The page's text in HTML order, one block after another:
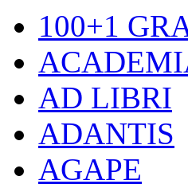
100+1
AD LIBRI
ADANTIS
AGAPE